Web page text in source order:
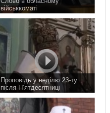
військкоматі
Проповідь у неділю 23-ту
після П’ятдесятниці